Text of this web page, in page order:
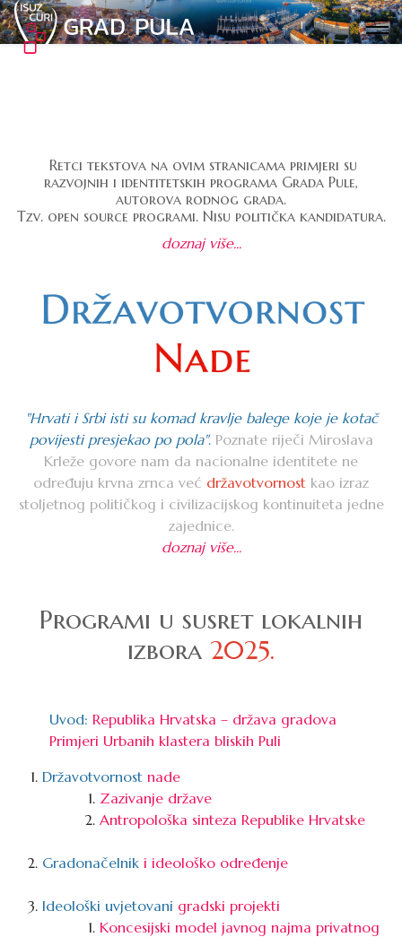
Retci tekstova na ovim stranicama primjeri su
razvojnih i identitetskih programa Grada Pule,
autorova rodnog grada.
Tzv. open source programi. Nisu politička kandidatura.
doznaj više...
"Hrvati i Srbi isti su komad kravlje balege koje je kotač
povijesti presjekao po pola". Poznate riječi Miroslava
Krleže govore nam da nacionalne identitete ne
određuju krvna zrnca već državotvornost kao izraz
stoljetnog političkog i civilizacijskog kontinuiteta jedne
zajednice.
doznaj više...
Programi u susret lokalnih
izbora 2025.
Uvod: Republika Hrvatska – država gradova
Primjeri Urbanih klastera bliskih Puli
Državotvornost nade
Zazivanje države
Antropološka sinteza Republike Hrvatske
Gradonačelnik i ideološko određenje
Ideološki uvjetovani gradski projekti
Koncesijski model javnog najma privatnog